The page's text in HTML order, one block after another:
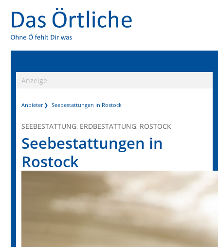
Anzeige
Anbieter Seebestattungen in Rostock
SEEBESTATTUNG, ERDBESTATTUNG, ROSTOCK
Seebestattungen in
Rostock